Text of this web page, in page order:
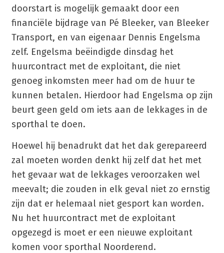
doorstart is mogelijk gemaakt door een
financiële bijdrage van Pé Bleeker, van Bleeker
Transport, en van eigenaar Dennis Engelsma
zelf. Engelsma beëindigde dinsdag het
huurcontract met de exploitant, die niet
genoeg inkomsten meer had om de huur te
kunnen betalen. Hierdoor had Engelsma op zijn
beurt geen geld om iets aan de lekkages in de
sporthal te doen.
Hoewel hij benadrukt dat het dak gerepareerd
zal moeten worden denkt hij zelf dat het met
het gevaar wat de lekkages veroorzaken wel
meevalt; die zouden in elk geval niet zo ernstig
zijn dat er helemaal niet gesport kan worden.
Nu het huurcontract met de exploitant
opgezegd is moet er een nieuwe exploitant
komen voor sporthal Noorderend.